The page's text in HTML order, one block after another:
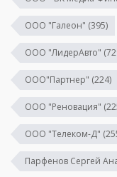
ООО "Галеон" (395)
ООО "ЛидерАвто"
ООО"Партнер" (224)
ООО "Реновация"
ООО "Телеком-Д"
Парфенов Сергей